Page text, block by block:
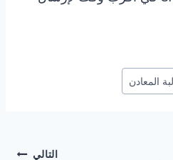
المعادن
التالي